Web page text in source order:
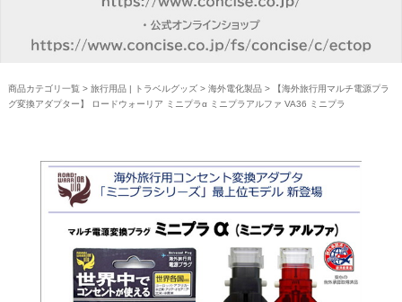
商品カテゴリ一覧 > 旅行用品 | トラベルグッズ> 海外電化製品> 【海外旅行用マルチ電源プラ
グ変換アダプター】 ロードウォーリア ミニプラα ミニプラアルファ VA36 ミニプラ